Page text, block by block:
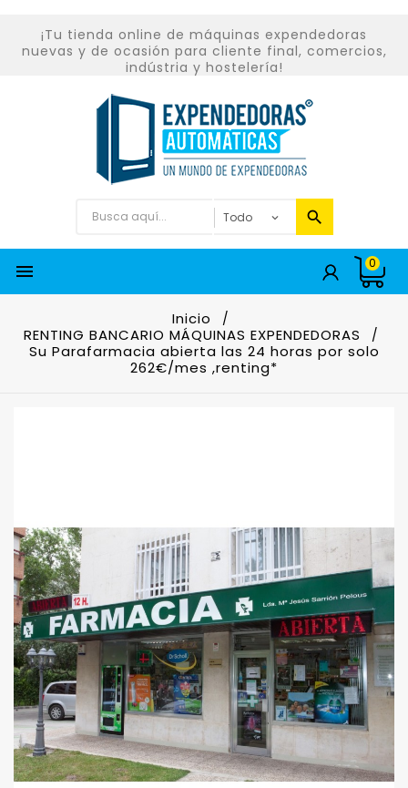
¡Tu tienda online de máquinas expendedoras
nuevas y de ocasión para cliente final, comercios,
indústria y hostelería!
 0
Inicio
RENTING BANCARIO MÁQUINAS EXPENDEDORAS
Su Parafarmacia abierta las 24 horas por solo
262€/mes ,renting*